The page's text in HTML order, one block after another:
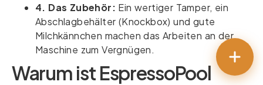
4. Das Zubehör: Ein wertiger Tamper, ein
Abschlagbehälter (Knockbox) und gute
Milchkännchen machen das Arbeiten an der
Maschine zum Vergnügen.
Warum ist EspressoPool